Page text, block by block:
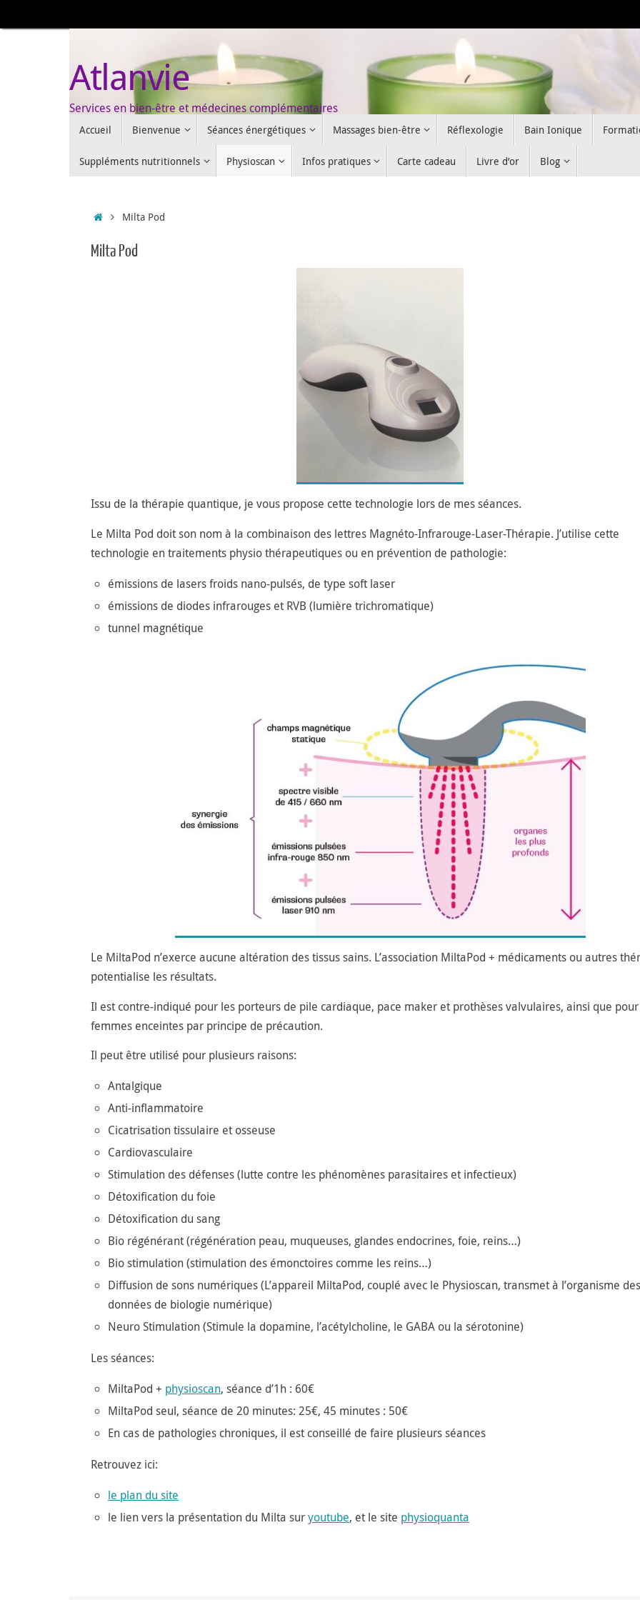
au
Atlanvie
Services en bien-être et médecines complémentaires
Accueil Bienvenue Séances énergétiques Massages bien-être Réflexologie Bain Ionique
Suppléments nutritionnels Physioscan Infos pratiques Carte cadeau Livre d’or Blog
AccueilMilta Pod
Milta Pod
Issu de la thérapie quantique, je vous propose cette technologie lors de mes séances.
Le Milta Pod doit son nom à la combinaison des lettres Magnéto-Infrarouge-Laser-Thérapie. J’utilise cette
technologie en traitements physio thérapeutiques ou en prévention de pathologie:
émissions de lasers froids nano-pulsés, de type soft laser
émissions de diodes infrarouges et RVB (lumière trichromatique)
tunnel magnétique
Le MiltaPod n’exerce aucune altération des tissus sains. L’association MiltaPod + médicaments ou autres
potentialise les résultats.
Il est contre-indiqué pour les porteurs de pile cardiaque, pace maker et prothèses valvulaires, ainsi que
femmes enceintes par principe de précaution.
Il peut être utilisé pour plusieurs raisons:
Antalgique
Anti-inflammatoire
Cicatrisation tissulaire et osseuse
Cardiovasculaire
Stimulation des défenses (lutte contre les phénomènes parasitaires et infectieux)
Détoxification du foie
Détoxification du sang
Bio régénérant (régénération peau, muqueuses, glandes endocrines, foie, reins…)
Bio stimulation (stimulation des émonctoires comme les reins…)
Diffusion de sons numériques (L’appareil MiltaPod, couplé avec le Physioscan, transmet à l’organisme des
données de biologie numérique)
Neuro Stimulation (Stimule la dopamine, l’acétylcholine, le GABA ou la sérotonine)
Les séances:
MiltaPod + physioscan, séance d’1h : 60€
MiltaPod seul, séance de 20 minutes: 25€, 45 minutes : 50€
En cas de pathologies chroniques, il est conseillé de faire plusieurs séances
Retrouvez ici:
le plan du site
le lien vers la présentation du Milta suryoutube, et le site physioquanta